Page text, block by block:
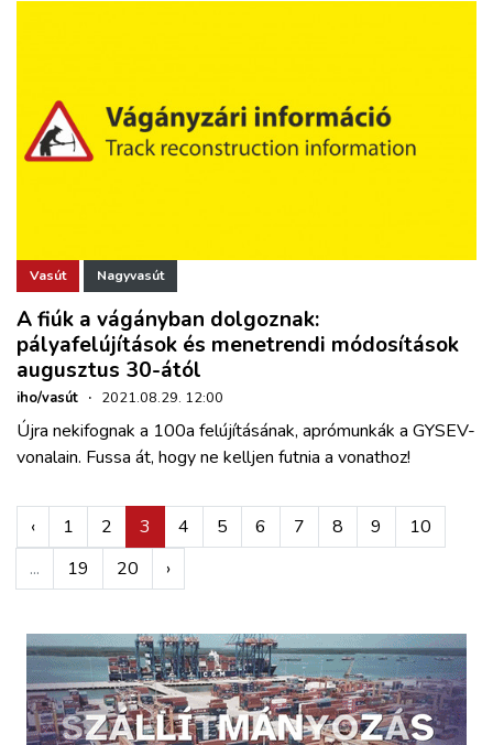
Vasút Nagyvasút
A fiúk a vágányban dolgoznak:
pályafelújítások és menetrendi módosítások
augusztus 30-ától
iho/vasút · 2021.08.29. 12:00
Újra nekifognak a 100a felújításának, aprómunkák a GYSEV-
vonalain. Fussa át, hogy ne kelljen futnia a vonathoz!
‹ 1 2 3 4 5 6 7 8 9
10
...
19 20 ›